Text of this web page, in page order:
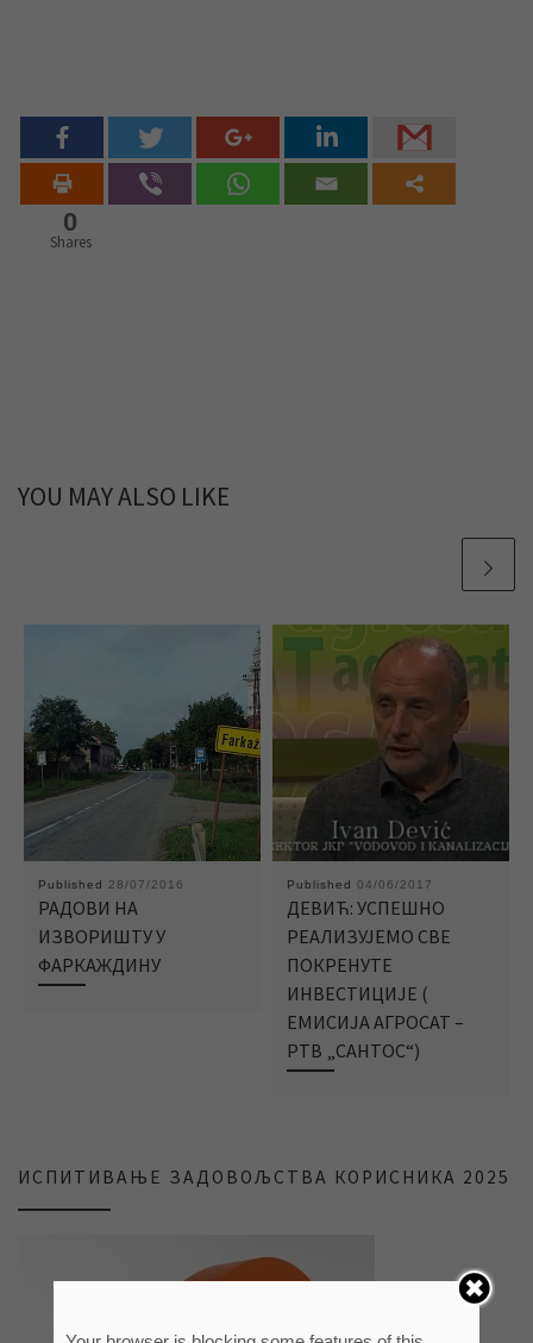
0
Shares
YOU MAY ALSO LIKE
Published 28/07/2016
РАДОВИ НА
ИЗВОРИШТУ У
ФАРКАЖДИНУ
Published 04/06/2017
ДЕВИЋ: УСПЕШНО
РЕАЛИЗУЈЕМО СВЕ
ПОКРЕНУТЕ
ИНВЕСТИЦИЈЕ (
ЕМИСИЈА АГРОСАТ –
РТВ „САНТОС“)
ИСПИТИВАЊЕ ЗАДОВОЉСТВА КОРИСНИКА 2025